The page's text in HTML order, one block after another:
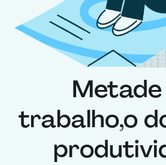
trabalho,o